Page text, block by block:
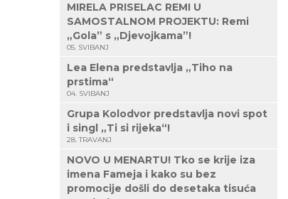
MIRELA PRISELAC REMI U
SAMOSTALNOM PROJEKTU: Remi
„Gola” s „Djevojkama”!
05. SVIBANJ
Lea Elena predstavlja „Tiho na
prstima“
04. SVIBANJ
Grupa Kolodvor predstavlja novi spot
i singl „Ti si rijeka“!
28. TRAVANJ
NOVO U MENARTU! Tko se krije iza
imena Fameja i kako su bez
promocije došli do desetaka tisuća